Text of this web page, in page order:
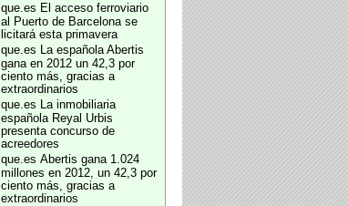
que.es El acceso ferroviario
al Puerto de Barcelona se
licitará esta primavera
que.es La española Abertis
gana en 2012 un 42,3 por
ciento más, gracias a
extraordinarios
que.es La inmobiliaria
española Reyal Urbis
presenta concurso de
acreedores
que.es Abertis gana 1.024
millones en 2012, un 42,3 por
ciento más, gracias a
extraordinarios